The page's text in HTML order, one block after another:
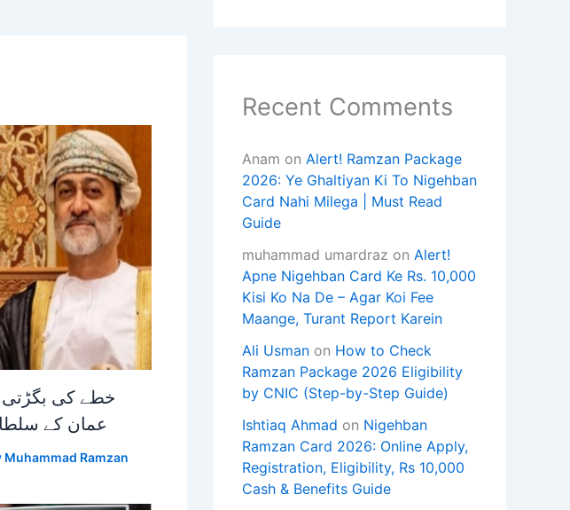
خطے کی بگڑتی
عمان کے
Muhammad Ramzan
Recent Comments
Anam on Alert! Ramzan Package
2026: Ye Ghaltiyan Ki To Nigehban
Card Nahi Milega | Must Read
Guide
muhammad umardraz on Alert!
Apne Nigehban Card Ke Rs. 10,000
Kisi Ko Na De – Agar Koi Fee
Maange, Turant Report Karein
Ali Usman on How to Check
Ramzan Package 2026 Eligibility
by CNIC (Step-by-Step Guide)
Ishtiaq Ahmad on Nigehban
Ramzan Card 2026: Online Apply,
Registration, Eligibility, Rs 10,000
Cash & Benefits Guide